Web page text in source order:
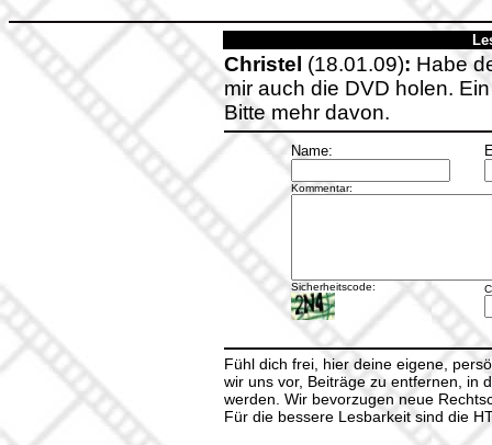
Christel (18.01.09): Habe
mir auch die DVD holen.
Bitte mehr davon.
Name:
Kommentar:
Sicherheitscode:
Fühl dich frei, hier deine eigene,
wir uns vor, Beiträge zu entfernen, in
werden. Wir bevorzugen neue
Für die bessere Lesbarkeit sind die